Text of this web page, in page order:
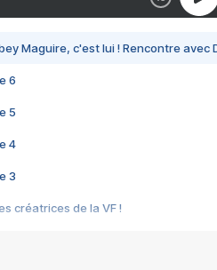
Maguire, c'est lui ! Rencontre avec
6
5
4
3
créatrices de la VF !